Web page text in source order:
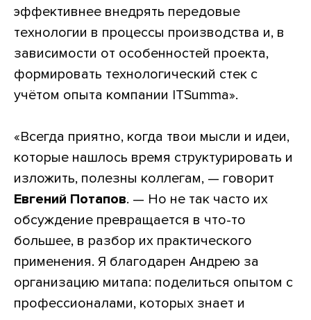
эффективнее внедрять передовые
технологии в процессы производства и, в
зависимости от особенностей проекта,
формировать технологический стек с
учётом опыта компании ITSumma».
«Всегда приятно, когда твои мысли и идеи,
которые нашлось время структурировать и
изложить, полезны коллегам, — говорит
Евгений Потапов. — Но не так часто их
обсуждение превращается в что-то
большее, в разбор их практического
применения. Я благодарен Андрею за
организацию митапа: поделиться опытом с
профессионалами, которых знает и